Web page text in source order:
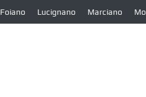
Foiano Lucignano Marciano